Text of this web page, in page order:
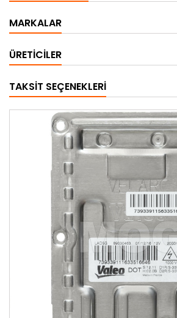
MARKALAR
ÜRETICILER
TAKSIT SEÇENEKLERI